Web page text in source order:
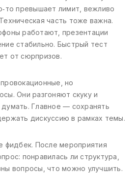
превышает лимит, вежливо
часть тоже важна.
работают, презентации
стабильно. Быстрый тест
от сюрпризов.
но
Они разгоняют скуку и
Главное — сохранять
дискуссию в рамках темы.
фидбек. После мероприятия
понравилась ли структура,
вопросы, что можно улучшить.